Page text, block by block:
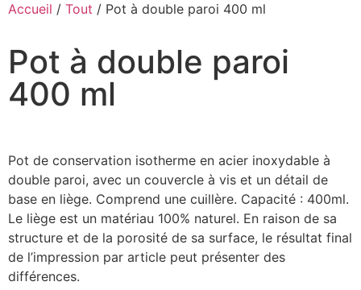
Accueil / Tout / Pot à double paroi 400 ml
Pot à double paroi
400 ml
Pot de conservation isotherme en acier inoxydable à
double paroi, avec un couvercle à vis et un détail de
base en liège. Comprend une cuillère. Capacité : 400ml.
Le liège est un matériau 100% naturel. En raison de sa
structure et de la porosité de sa surface, le résultat final
de l’impression par article peut présenter des
différences.